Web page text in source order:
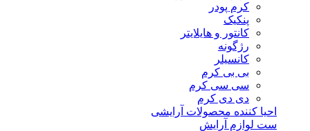
کرم پودر
پنکیک
کانتور و هایلایتر
رژگونه
کانسیلر
بی بی کرم
سی سی کرم
دی دی کرم
احیا کننده محصولات آرایشی
ست لوازم آرایش